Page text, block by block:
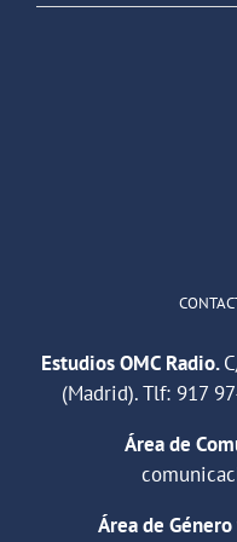
Estudios OMC Radio.
(Madrid). Tlf: 917
Área de
Área de